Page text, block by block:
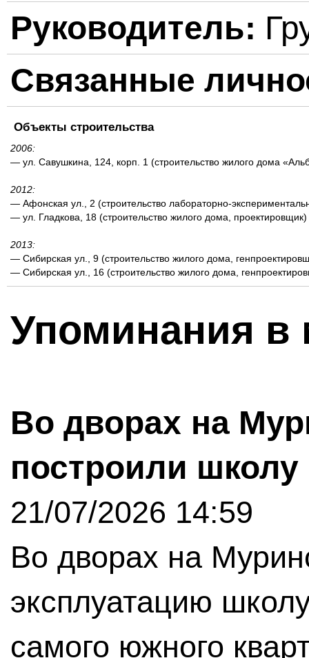
Руководитель:
Связанные
Объекты строительства
2006:
— ул. Савушкина, 124, корп. 1 (строительство жилого дома
2012:
— Афонская ул., 2 (строительство лабораторно-
— ул. Гладкова, 18 (строительство жилого дома, проектировщик)
2013:
— Сибирская ул., 9 (строительство жилого дома,
— Сибирская ул., 16 (строительство жилого дома,
Упоминания в
Во дворах на
построили школу
21/07/2026 14:59
Во дворах на
эксплуатацию
самого южного